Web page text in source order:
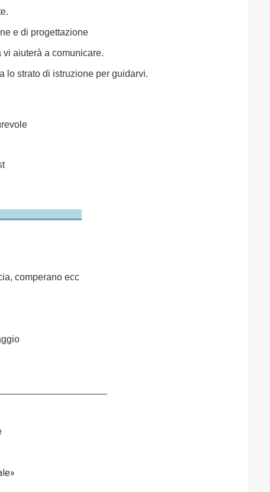
e di progettazione
aiuterà a comunicare.
lo strato di istruzione per guidarvi.
comperano ecc